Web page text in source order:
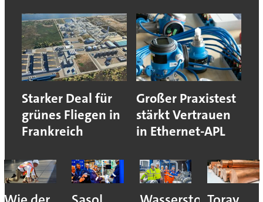
Starker Deal für
grünes Fliegen in
Frankreich
Großer Praxistest
stärkt Vertrauen
in Ethernet-APL